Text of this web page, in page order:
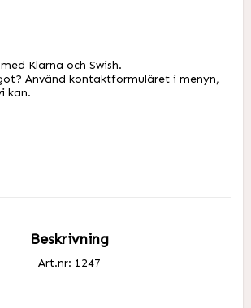
Klarna och Swish.
Använd kontaktformuläret i menyn,
kan.
Beskrivning
Art.nr: 1247